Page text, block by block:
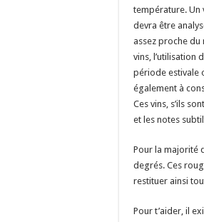
température. Un
devra être
assez proche
vins, l’utilisation
période estivale
également à
Ces vins, s’ils
et les notes
Pour la majorité
degrés. Ces
restituer ainsi
Pour t’aider, il